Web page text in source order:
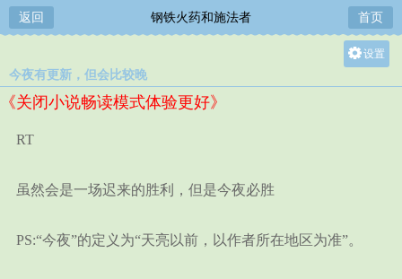
返回 钢铁火药和施法者 首页
设置
今夜有更新，但会比较晚
《关闭小说畅读模式体验更好》
RT
虽然会是一场迟来的胜利，但是今夜必胜
PS:“今夜”的定义为“天亮以前，以作者所在地区为准”。